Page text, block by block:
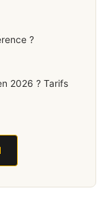
?
2026 ? Tarifs